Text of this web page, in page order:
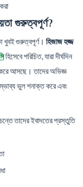
গুরুত্বপূর্ণ?
খুবই গুরুত্বপূর্ণ। হিজাজ হজ্জ
হিসেবে পরিচিত, যারা দীর্ঘদিন
করে আসছে। তাদের অভিজ্ঞ
ভুল শনাক্ত করে এবং
তাদের ইবাদতের প্রস্তুতি